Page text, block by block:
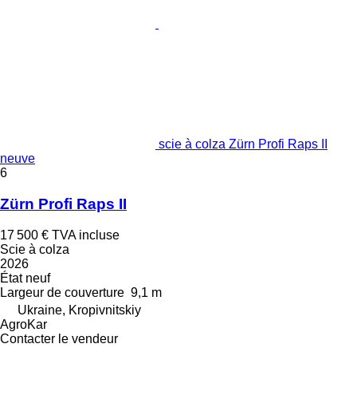
scie à colza Zürn Profi Raps II
neuve
6
Zürn Profi Raps II
17 500 € TVA incluse
Scie à colza
2026
Étatneuf
Largeur de couverture 9,1 m
Ukraine, Kropivnitskiy
AgroKar
Contacter le vendeur